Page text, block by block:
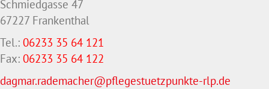
Schmiedgasse 47
67227 Frankenthal
Tel.: 06233 35 64 121
Fax: 06233 35 64 122
dagmar.rademacher@pflegestuetzpunkte-rlp.de